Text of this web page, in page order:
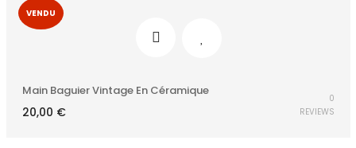
VENDU
Main Baguier Vintage En Céramique
20,00 €
0
REVIEWS